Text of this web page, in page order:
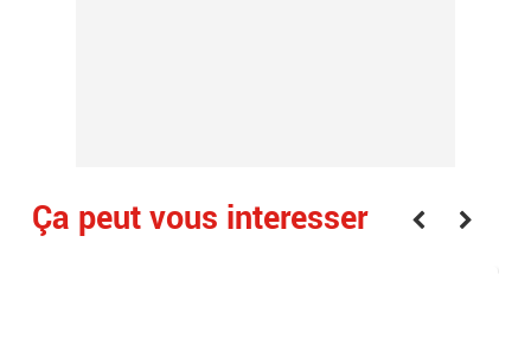
Ça peut vous interesser